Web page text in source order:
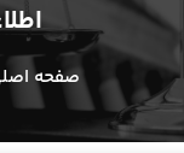
صفحه